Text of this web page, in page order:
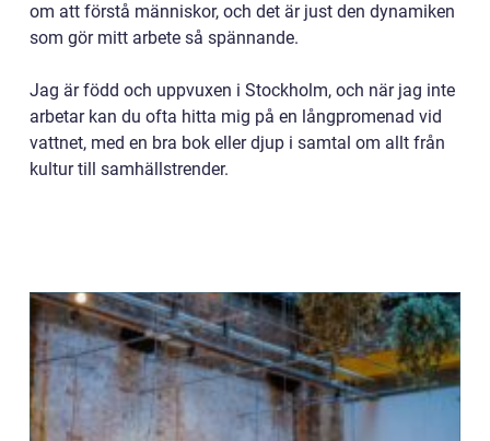
om att förstå människor, och det är just den dynamiken
som gör mitt arbete så spännande.
Jag är född och uppvuxen i Stockholm, och när jag inte
arbetar kan du ofta hitta mig på en långpromenad vid
vattnet, med en bra bok eller djup i samtal om allt från
kultur till samhällstrender.